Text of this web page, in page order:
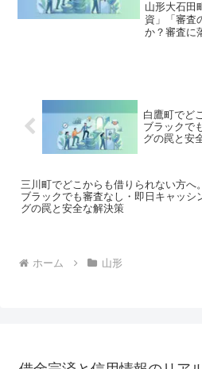
山形大石田
資」「審査
か？審査に
促を止める
す。
白鷹町でど
ブラックで
グの罠と安
三川町でどこからも借りられない方へ。
ブラックでも審査なし・即日キャッシ
グの罠と安全な解決策
ホーム 山形